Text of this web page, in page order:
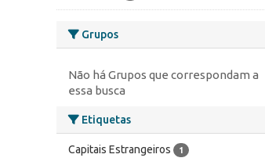
Grupos
Não há Grupos que correspondam a
essa busca
Etiquetas
Capitais Estrangeiros 1